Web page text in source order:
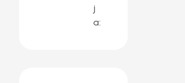
j
a: